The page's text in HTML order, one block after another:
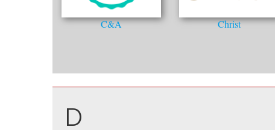
C&A Christ
D